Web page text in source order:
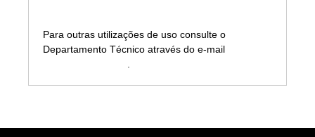
Para outras utilizações de uso consulte o
Departamento Técnico através do e-mail